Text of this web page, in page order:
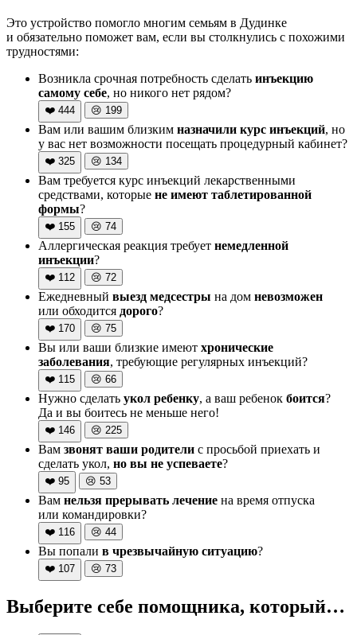
Это устройство помогло многим семьям в Дудинке
и обязательно поможет вам, если вы столкнулись с похожими
трудностями:
Возникла срочная потребность сделать инъекцию
самому себе, но никого нет рядом?
❤️ 444 😢 199
Вам или вашим близким назначили курс инъекций, но
у вас нет возможности посещать процедурный кабинет?
❤️ 325 😢 134
Вам требуется курс инъекций лекарственными
средствами, которые не имеют таблетированной
формы?
❤️ 155 😢 74
Аллергическая реакция требует немедленной
инъекции?
❤️ 112 😢 72
Ежедневный выезд медсестры на дом невозможен
или обходится дорого?
❤️ 170 😢 75
Вы или ваши близкие имеют хронические
заболевания, требующие регулярных инъекций?
❤️ 115 😢 66
Нужно сделать укол ребенку, а ваш ребенок боится?
Да и вы боитесь не меньше него!
❤️ 146 😢 225
Вам звонят ваши родители с просьбой приехать и
сделать укол, но вы не успеваете?
❤️ 95 😢 53
Вам нельзя прерывать лечение на время отпуска
или командировки?
❤️ 116 😢 44
Вы попали в чрезвычайную ситуацию?
❤️ 107 😢 73
Выберите себе помощника, который…